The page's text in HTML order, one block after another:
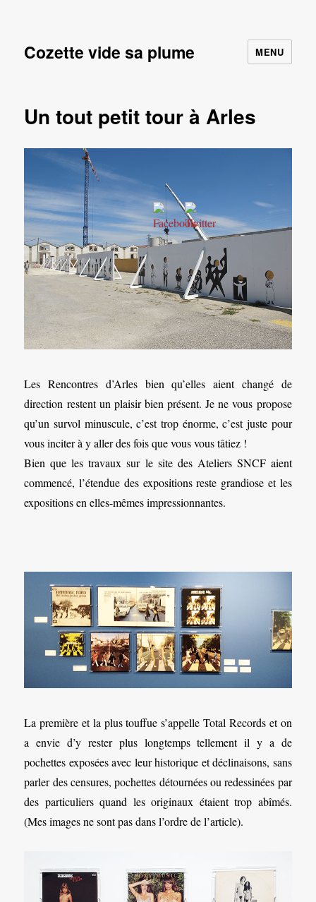
Cozette vide sa plume MENU
Un tout petit tour à Arles
Les Rencontres d’Arles bien qu’elles aient changé de
direction restent un plaisir bien présent. Je ne vous propose
qu’un survol minuscule, c’est trop énorme, c’est juste pour
vous inciter à y aller des fois que vous vous tâtiez !
Bien que les travaux sur le site des Ateliers SNCF aient
commencé, l’étendue des expositions reste grandiose et les
expositions en elles-mêmes impressionnantes.
La première et la plus touffue s’appelle Total Records et on
a envie d’y rester plus longtemps tellement il y a de
pochettes exposées avec leur historique et déclinaisons, sans
parler des censures, pochettes détournées ou redessinées par
des particuliers quand les originaux étaient trop abîmés.
(Mes images ne sont pas dans l’ordre de l’article).